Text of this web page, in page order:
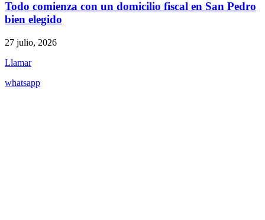
Todo comienza con un domicilio fiscal en San Pedro
bien elegido
27 julio, 2026
Llamar
whatsapp